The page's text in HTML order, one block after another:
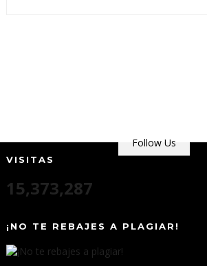
Follow Us
VISITAS
15,373,287
¡NO TE REBAJES A PLAGIAR!